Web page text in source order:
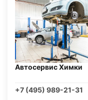
Автосервис Химки
+7 (495) 989-21-31